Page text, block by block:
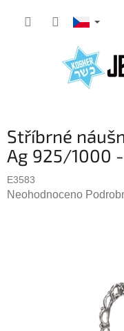
Stříbrné
Ag 925/1000
E3583
Průměrné
Neohodnoceno